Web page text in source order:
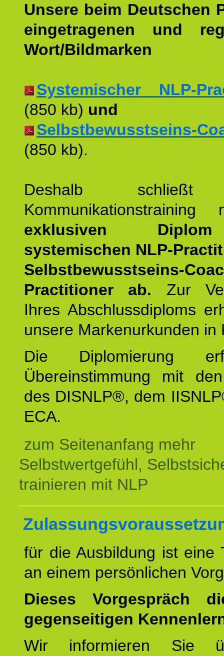
Unsere beim Deutschen
eingetragenen und
Wort/Bildmarken
Systemischer NLP-
(850 kb) und
Selbstbewusstseins-
(850 kb).
Deshalb schließt
exklusiven
systemischen NLP-
Selbstbewusstseins-
Practitioner ab. Zur
Ihres Abschlussdiploms
unsere Markenurkunden in
Die Diplomierung
Übereinstimmung mit
des DISNLP®, dem
ECA.
zum Seitenanfang mehr
Selbstwertgefühl,
trainieren mit NLP
für die Ausbildung ist eine
an einem persönlichen
Dieses Vorgespräch
gegenseitigen
Wir informieren Sie